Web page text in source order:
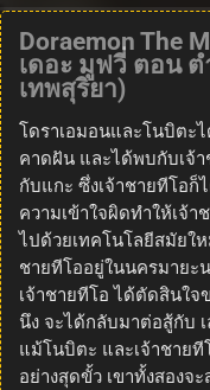
Doraemon The
เดอะ มูฟวี่ ตอน
เทพสุริยา)
โดราเอมอนและโนบิตะ
คาดฝัน และได้พบกับเจ้
กับแกะ ซึ่งเจ้าชายทีโอก็
ความเข้าใจผิดทำให้เจ้
ไปด้วยเทคโนโลยีสมัยใ
ชายทีโออยู่ในนครมายะ
เจ้าชายทีโอ ได้ตัดสินใ
นึง จะได้กลับมาต่อสู้กับ
แม้โนบิตะ และเจ้าชาย
อย่างสุดขั้ว เขาทั้งสองจ